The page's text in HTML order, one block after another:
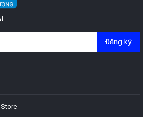
Đăng ký